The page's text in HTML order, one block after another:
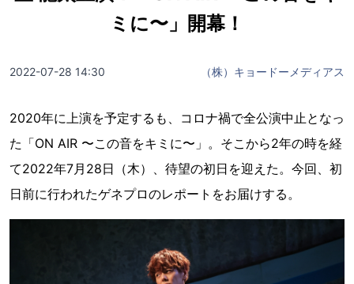
ミに〜」開幕！
2022-07-28 14:30 （株）キョードーメディアス
2020年に上演を予定するも、コロナ禍で全公演中止となっ
た「ON AIR 〜この音をキミに〜」。そこから2年の時を経
て2022年7月28日（木）、待望の初日を迎えた。今回、初
日前に行われたゲネプロのレポートをお届けする。